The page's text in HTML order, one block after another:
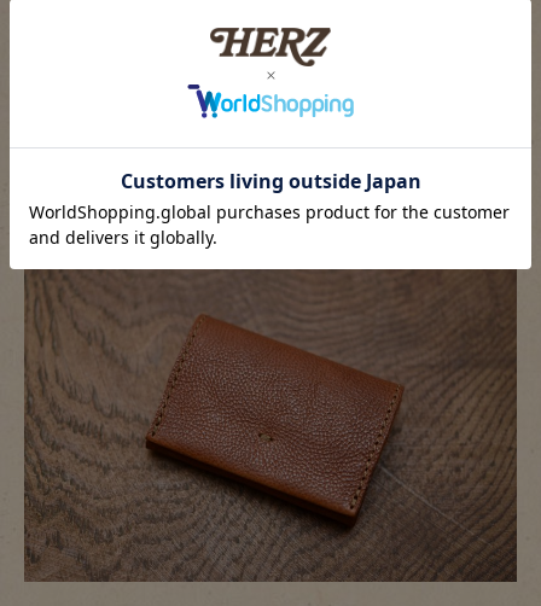
色が濃くなって、自然なツヤが出ました。
こちらは新品